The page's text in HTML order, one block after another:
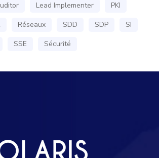
Lead Implementer
PKI
Réseaux SDD SDP
SI
SSE Sécurité